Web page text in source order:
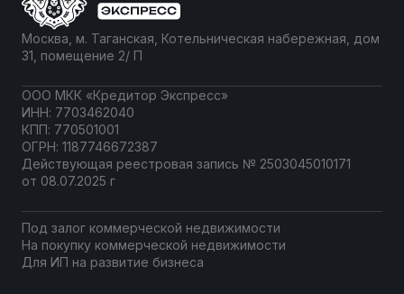
Москва, м. Таганская, Котельническая набережная, дом
31, помещение 2/ П
Под залог коммерческой недвижимости
На покупку коммерческой недвижимости
Для ИП на развитие бизнеса
ООО МКК «Кредитор Экспресс»
ИНН: 7703462040
КПП: 770501001
ОГРН: 1187746672387
Действующая реестровая запись № 2503045010171
от 08.07.2025 г